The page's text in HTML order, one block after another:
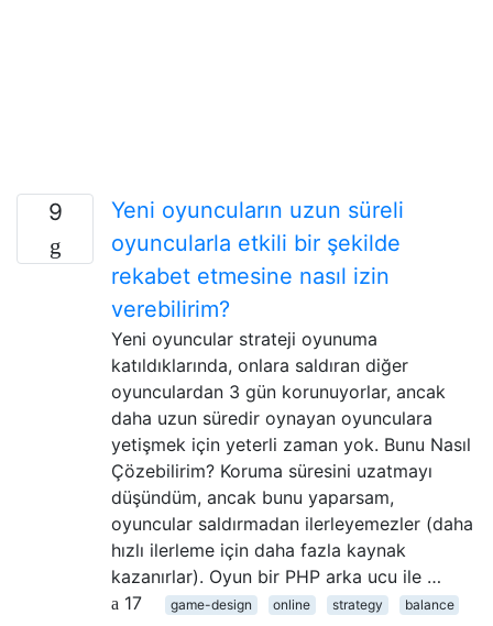
9
Yeni oyuncuların uzun süreli
oyuncularla etkili bir şekilde
rekabet etmesine nasıl izin
verebilirim?
Yeni oyuncular strateji oyunuma
katıldıklarında, onlara saldıran diğer
oyunculardan 3 gün korunuyorlar, ancak
daha uzun süredir oynayan oyunculara
yetişmek için yeterli zaman yok. Bunu Nasıl
Çözebilirim? Koruma süresini uzatmayı
düşündüm, ancak bunu yaparsam,
oyuncular saldırmadan ilerleyemezler (daha
hızlı ilerleme için daha fazla kaynak
kazanırlar). Oyun bir PHP arka ucu ile …
17
game-design online strategy balance